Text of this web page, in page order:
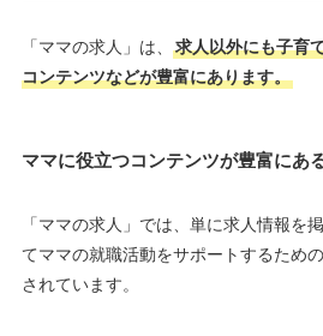
「ママの求人」は、
求人以外にも子育
コンテンツなどが豊富にあります。
ママに役立つコンテンツが豊富にあ
「ママの求人」では、単に求人情報を
てママの就職活動をサポートするため
されています。